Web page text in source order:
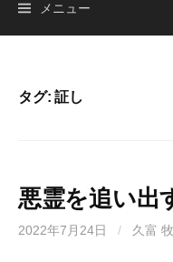
メニュー
タグ:証し
悪霊を追い出
2022年7月24日 / 久富